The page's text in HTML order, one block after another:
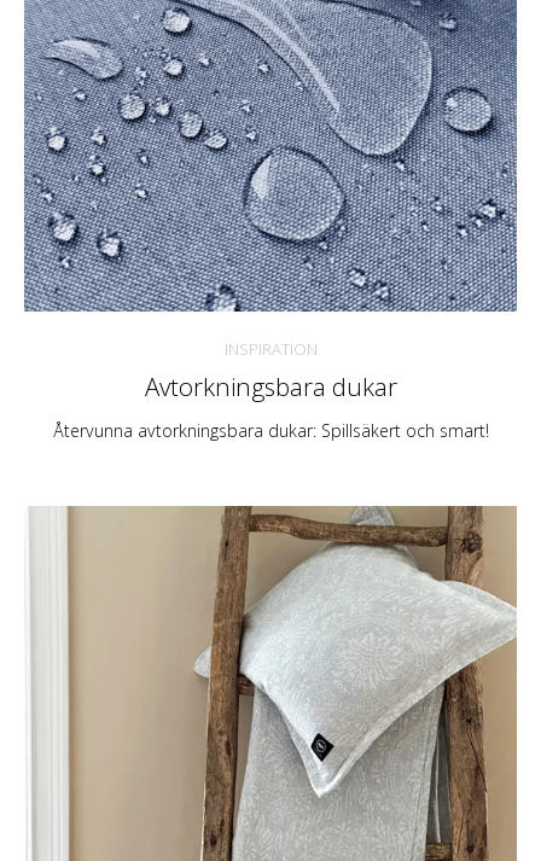
INSPIRATION
Avtorkningsbara dukar
Återvunna avtorkningsbara dukar: Spillsäkert och smart!